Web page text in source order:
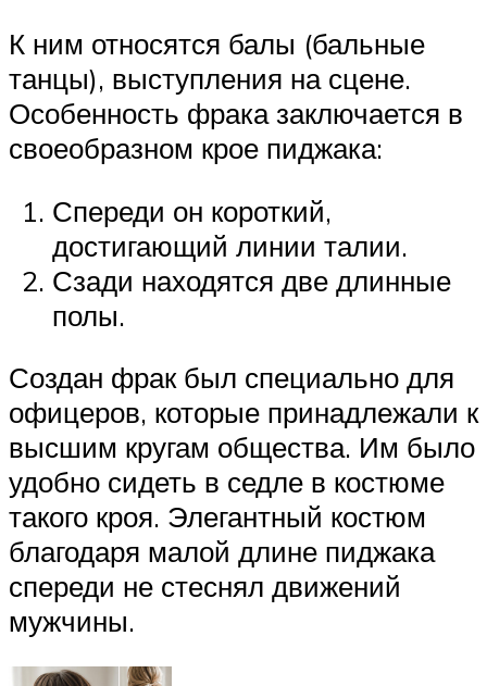
К ним относятся балы (бальные
танцы), выступления на сцене.
Особенность фрака заключается в
своеобразном крое пиджака:
Спереди он короткий,
достигающий линии талии.
Сзади находятся две длинные
полы.
Создан фрак был специально для
офицеров, которые принадлежали к
высшим кругам общества. Им было
удобно сидеть в седле в костюме
такого кроя. Элегантный костюм
благодаря малой длине пиджака
спереди не стеснял движений
мужчины.